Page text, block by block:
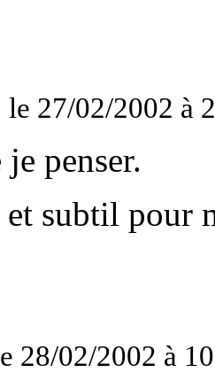
le 27/02/2002 à
penser.
subtil pour
28/02/2002 à